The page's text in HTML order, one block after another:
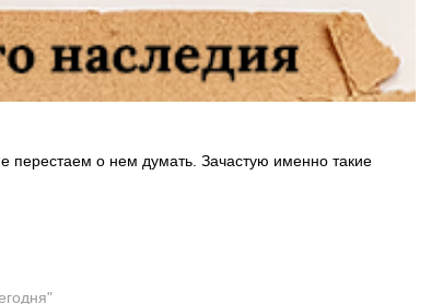
перестаем о нем думать. Зачастую именно такие